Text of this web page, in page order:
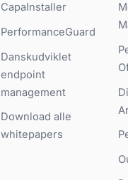
CapaInstaller
PerformanceGuard
Danskudviklet
endpoint
management
Download alle
whitepapers